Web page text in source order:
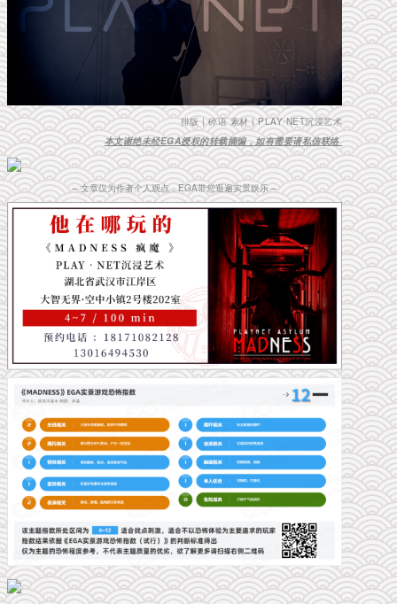
排版 | 碎语 素材 |PLAY·NET沉浸艺术
本文谢绝未经EGA授权的转载摘编，如有需要请私信联络
– 文章仅为作者个人观点，EGA带您逛遍实景娱乐 –